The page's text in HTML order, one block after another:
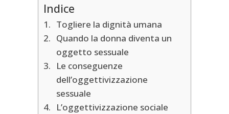
Indice
Togliere la dignità umana
Quando la donna diventa un
oggetto sessuale
Le conseguenze
dell’oggettivizzazione
sessuale
L’oggettivizzazione sociale